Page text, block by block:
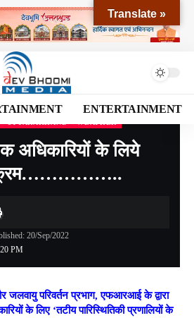
ENTERTAINMENT
>UTTARAKHAND>भारत के तटरक्षक अधिकारियों के लिये प्रशिक्षण कार्यक्रम……………..
अधिकारियों के लिये
PM
20/Sep/2022
जलवायु परिवर्तन प्रभाग, एफआरआई के द्वारा
के लिए ‘तटीय पारिस्थितिकी प्रणालियों के
Translate »